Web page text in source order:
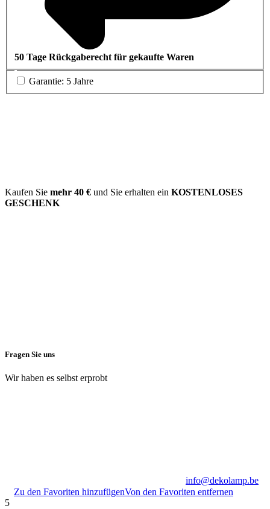
50 Tage Rückgaberecht für gekaufte Waren
Garantie: 5 Jahre
Kaufen Sie mehr 40 € und Sie erhalten ein KOSTENLOSES
GESCHENK
Fragen Sie uns
Wir haben es selbst erprobt
info@dekolamp.be
Zu den Favoriten hinzufügenVon den Favoriten entfernen
5